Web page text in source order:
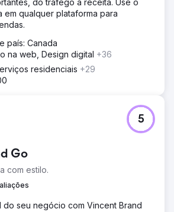
página 20 para a página 1 nos
do Google, aumentou os cliques
e ganhou um design de site novo e
ainda mais os clientes.
a página da agência
qualquer plataforma para
país: Canada
na web, Design digital +36
residenciais +29
Go
com estilo.
5
seu negócio com Vincent Brand